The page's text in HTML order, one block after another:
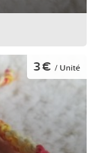
3 € / Unité